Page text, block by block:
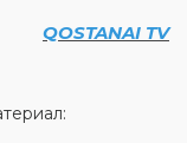
QOSTANAI TV